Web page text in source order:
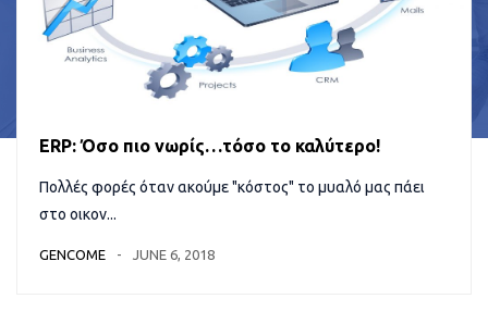
ERP: Όσο πιο νωρίς…τόσο το καλύτερο!
Πολλές φορές όταν ακούμε "κόστος" το μυαλό μας πάει
στο οικον...
GENCOME JUNE 6, 2018